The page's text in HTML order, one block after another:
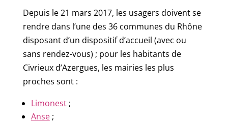
Depuis le 21 mars 2017, les usagers doivent se
rendre dans l’une des 36 communes du Rhône
disposant d’un dispositif d’accueil (avec ou
sans rendez-vous) ; pour les habitants de
Civrieux d’Azergues, les mairies les plus
proches sont :
Limonest;
Anse;